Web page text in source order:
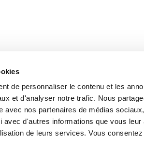
de personnaliser le contenu et les
et d'analyser notre trafic. Nous
avec nos partenaires de médias
avec d'autres informations que vous
de leurs services. Vous